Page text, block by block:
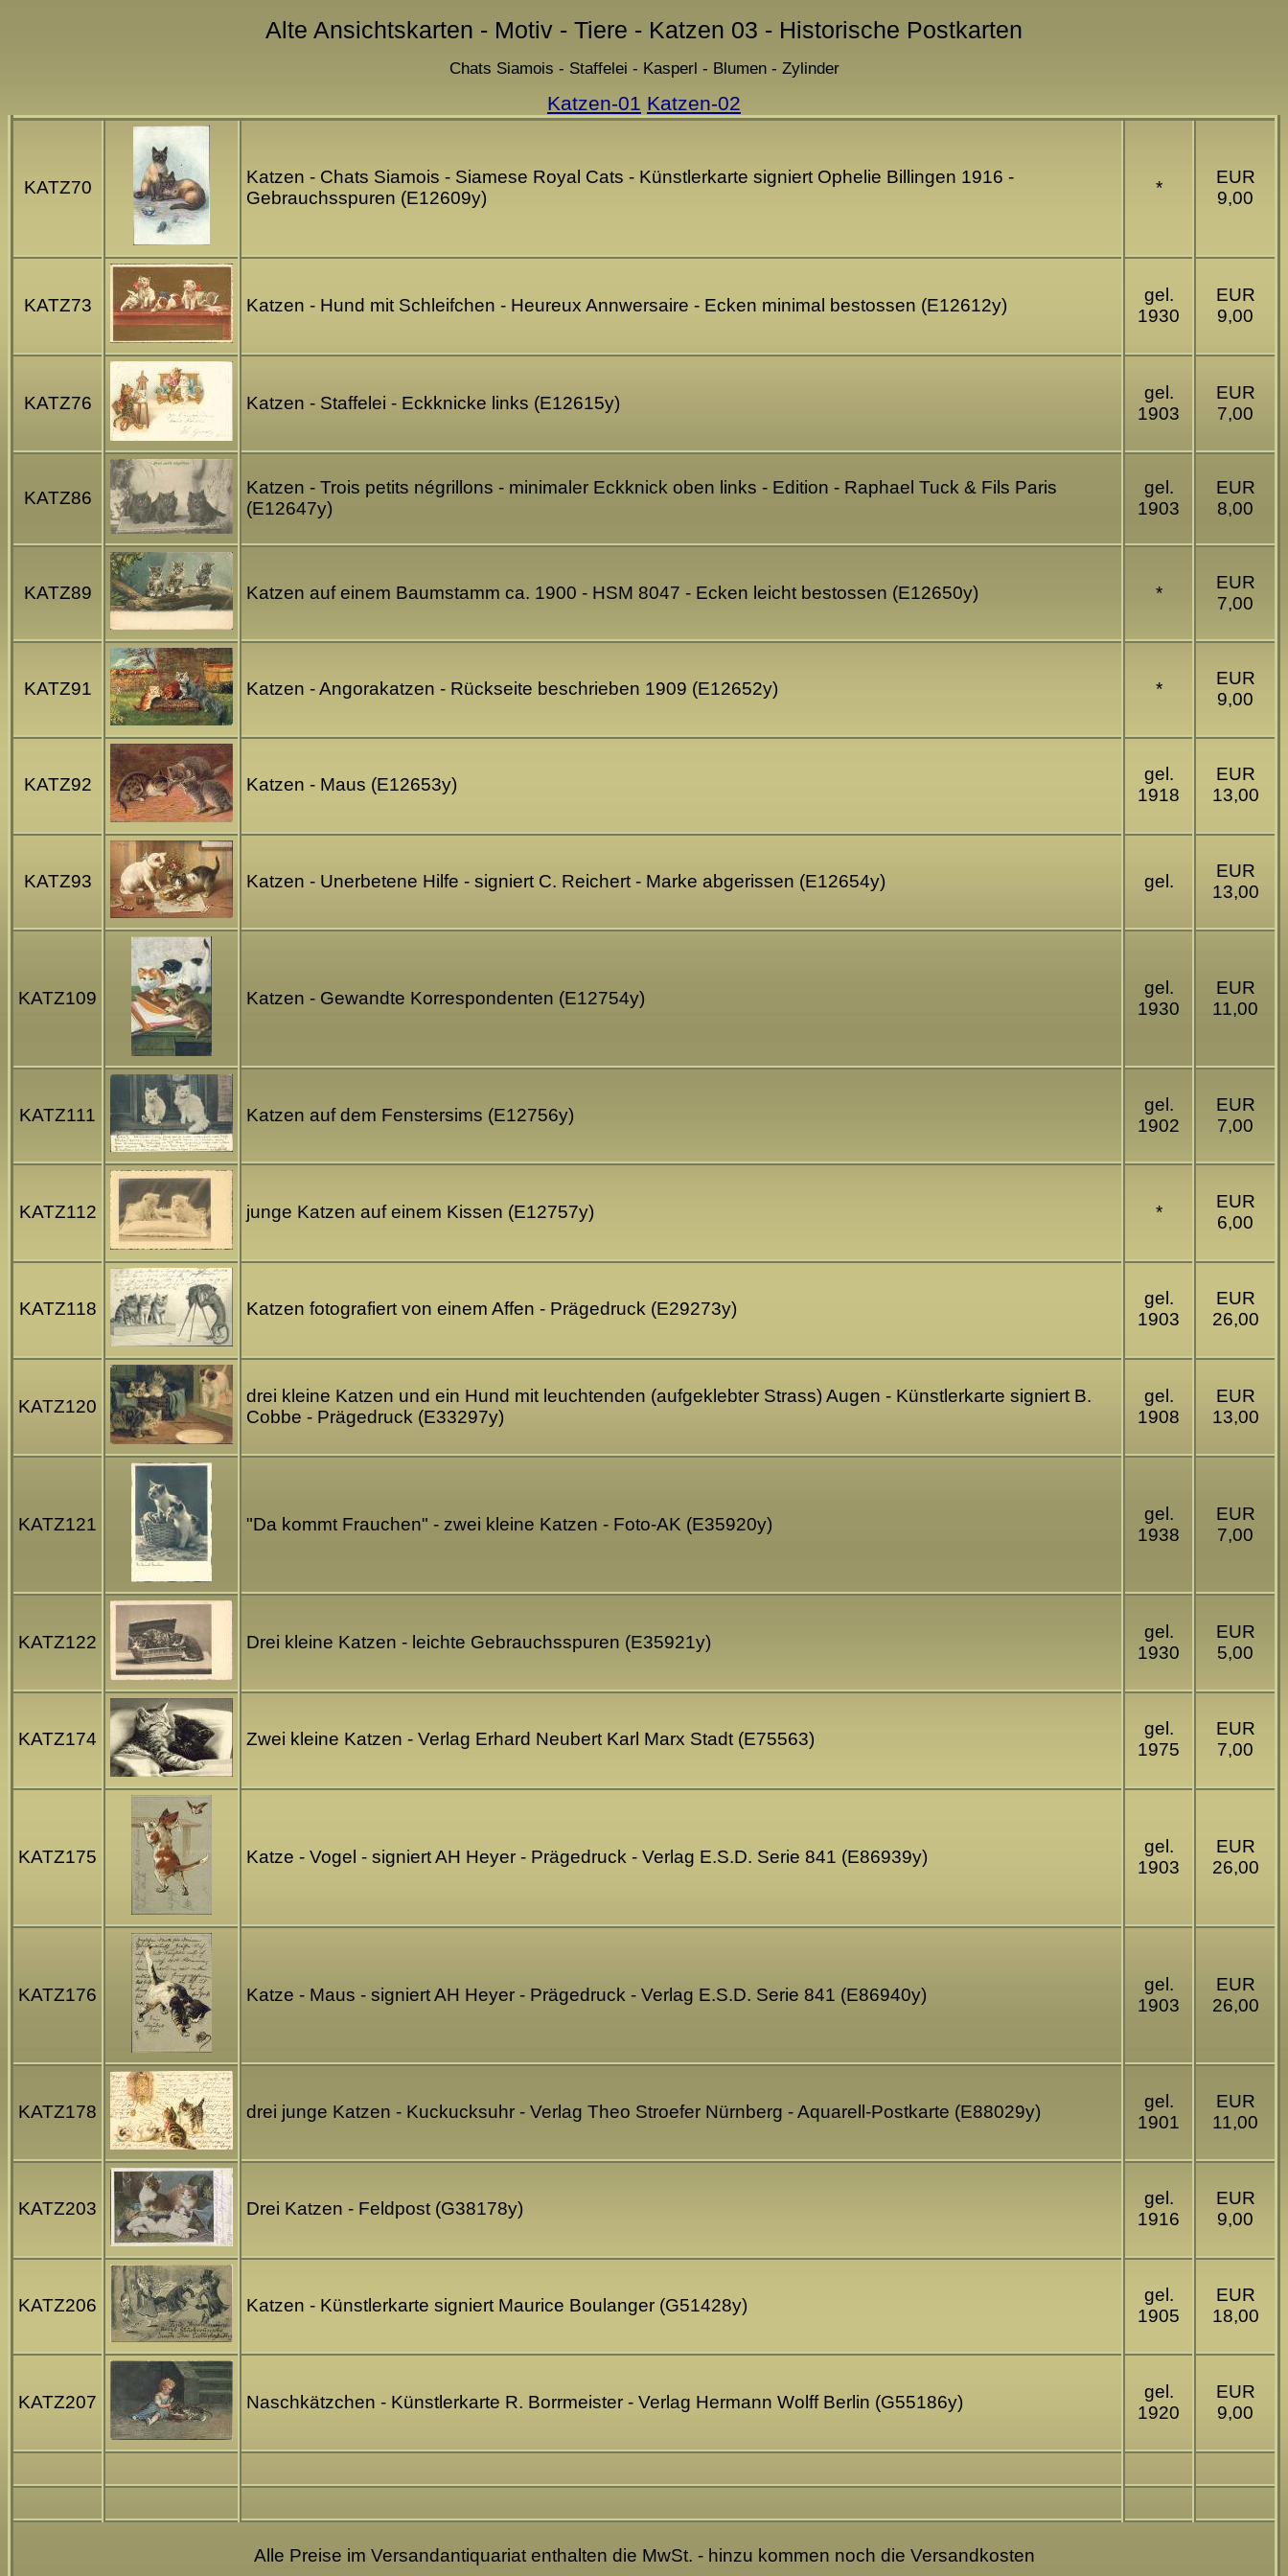
Alte Ansichtskarten - Motiv - Tiere - Katzen 03 - Historische Postkarten
Chats Siamois - Staffelei - Kasperl - Blumen - Zylinder
Katzen-01 Katzen-02
KATZ70
Katzen - Chats Siamois - Siamese Royal Cats - Künstlerkarte signiert Ophelie Billingen 1916 -
Gebrauchsspuren (E12609y)
*
EUR
9,00
KATZ73 Katzen - Hund mit Schleifchen - Heureux Annwersaire - Ecken minimal bestossen (E12612y)
gel.
1930
EUR
9,00
KATZ76 Katzen - Staffelei - Eckknicke links (E12615y)
gel.
1903
EUR
7,00
KATZ86
Katzen - Trois petits négrillons - minimaler Eckknick oben links - Edition - Raphael Tuck & Fils Paris
(E12647y)
gel.
1903
EUR
8,00
KATZ89 Katzen auf einem Baumstamm ca. 1900 - HSM 8047 - Ecken leicht bestossen (E12650y) *
EUR
7,00
KATZ91 Katzen - Angorakatzen - Rückseite beschrieben 1909 (E12652y) *
EUR
9,00
KATZ92 Katzen - Maus (E12653y)
gel.
1918
EUR
13,00
KATZ93 Katzen - Unerbetene Hilfe - signiert C. Reichert - Marke abgerissen (E12654y) gel.
EUR
13,00
KATZ109 Katzen - Gewandte Korrespondenten (E12754y)
gel.
1930
EUR
11,00
KATZ111 Katzen auf dem Fenstersims (E12756y)
gel.
1902
EUR
7,00
KATZ112 junge Katzen auf einem Kissen (E12757y) *
EUR
6,00
KATZ118 Katzen fotografiert von einem Affen - Prägedruck (E29273y)
gel.
1903
EUR
26,00
KATZ120
drei kleine Katzen und ein Hund mit leuchtenden (aufgeklebter Strass) Augen - Künstlerkarte signiert B.
Cobbe - Prägedruck (E33297y)
gel.
1908
EUR
13,00
KATZ121 "Da kommt Frauchen" - zwei kleine Katzen - Foto-AK (E35920y)
gel.
1938
EUR
7,00
KATZ122 Drei kleine Katzen - leichte Gebrauchsspuren (E35921y)
gel.
1930
EUR
5,00
KATZ174 Zwei kleine Katzen - Verlag Erhard Neubert Karl Marx Stadt (E75563)
gel.
1975
EUR
7,00
KATZ175 Katze - Vogel - signiert AH Heyer - Prägedruck - Verlag E.S.D. Serie 841 (E86939y)
gel.
1903
EUR
26,00
KATZ176 Katze - Maus - signiert AH Heyer - Prägedruck - Verlag E.S.D. Serie 841 (E86940y)
gel.
1903
EUR
26,00
KATZ178 drei junge Katzen - Kuckucksuhr - Verlag Theo Stroefer Nürnberg - Aquarell-Postkarte (E88029y)
gel.
1901
EUR
11,00
KATZ203 Drei Katzen - Feldpost (G38178y)
gel.
1916
EUR
9,00
KATZ206 Katzen - Künstlerkarte signiert Maurice Boulanger (G51428y)
gel.
1905
EUR
18,00
KATZ207 Naschkätzchen - Künstlerkarte R. Borrmeister - Verlag Hermann Wolff Berlin (G55186y)
gel.
1920
EUR
9,00
Alle Preise im Versandantiquariat enthalten die MwSt. - hinzu kommen noch die Versandkosten